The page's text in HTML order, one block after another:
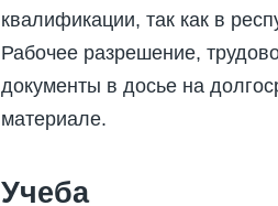
квалификации, так как в
Рабочее разрешение,
документы в досье на
материале.
Учеба